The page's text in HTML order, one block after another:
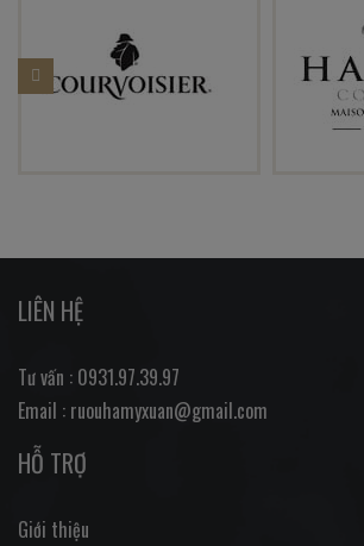
LIÊN HỆ
Tư vấn : 0931.97.39.97
Email : ruouhamyxuan@gmail.com
HỖ TRỢ
Giới thiệu